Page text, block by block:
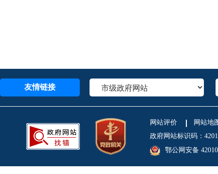
友情链接
网站评价
网站地
政府网站标识码：
鄂公网安备